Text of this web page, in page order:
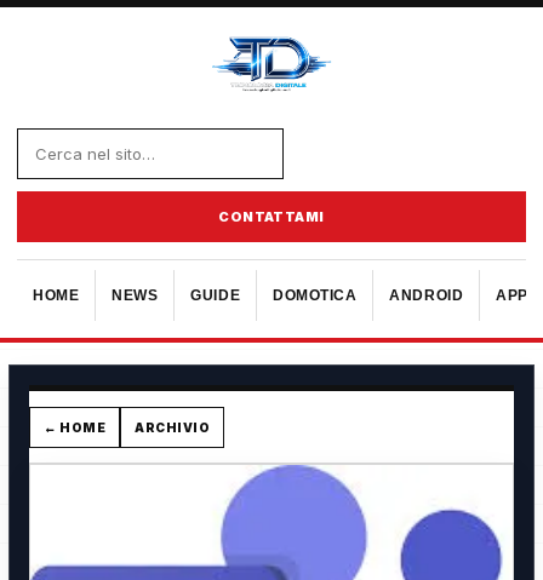
CONTATTAMI
HOME NEWS GUIDE DOMOTICA ANDROID
← HOME ARCHIVIO